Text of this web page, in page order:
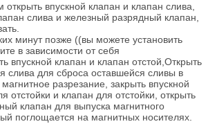
открыть впускной клапан и клапан слива,
слива и железный разрядный клапан,
минут позже ((вы можете установить
в зависимости от себя
впускной клапан и клапан отстой,Открыть
слива для сброса оставшейся сливы в
разрезание, закрыть впускной
отстойки и клапан для отстойки, открыть
клапан для выпуска магнитного
поглощается на магнитных носителях.